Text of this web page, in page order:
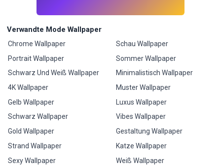
Verwandte Mode Wallpaper
Chrome Wallpaper
Portrait Wallpaper
Schwarz Und Weiß Wallpaper
4K Wallpaper
Gelb Wallpaper
Schwarz Wallpaper
Gold Wallpaper
Strand Wallpaper
Sexy Wallpaper
Schau Wallpaper
Sommer Wallpaper
Minimalistisch Wallpaper
Muster Wallpaper
Luxus Wallpaper
Vibes Wallpaper
Gestaltung Wallpaper
Katze Wallpaper
Weiß Wallpaper